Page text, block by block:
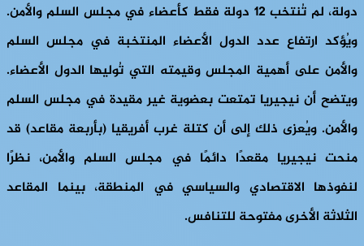
دولة، لم تُنتخب 12 دولة فقط كأعضاء في مجلس السلم والأمن.
ويُؤكد ارتفاع عدد الدول الأعضاء المنتخبة في مجلس السلم
والأمن على أهمية المجلس وقيمته التي تُوليها الدول الأعضاء.
ويتضح أن نيجيريا تمتعت بعضوية غير مقيدة في مجلس السلم
والأمن. ويُعزى ذلك إلى أن كتلة غرب أفريقيا (بأربعة مقاعد) قد
منحت نيجيريا مقعدًا دائمًا في مجلس السلم والأمن، نظرًا
لنفوذها الاقتصادي والسياسي في المنطقة، بينما المقاعد
الثلاثة الأخرى مفتوحة للتنافس.